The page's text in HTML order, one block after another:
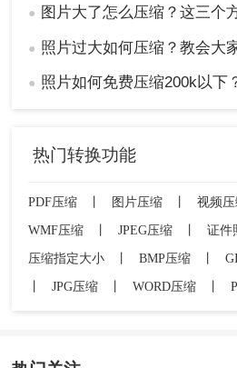
● 图片大了怎么压缩？这三个
● 照片过大如何压缩？教会大
● 照片如何免费压缩200k以下？快
热门转换功能
PDF压缩 图片压缩 视频
WMF压缩
JPEG压缩 证件
压缩指定大小
丨 BMP压缩 丨
丨
JPG压缩 丨 WORD压缩 丨